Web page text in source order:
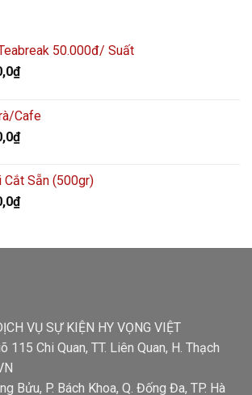
50.000đ/ Suất
₫
Cafe
₫
Cắt Sẵn (500gr)
₫
VỤ SỰ KIỆN HY VỌNG VIỆT
115 Chi Quan, TT. Liên Quan, H. Thạch
Bửu, P. Bách Khoa, Q. Đống Đa, TP. Hà